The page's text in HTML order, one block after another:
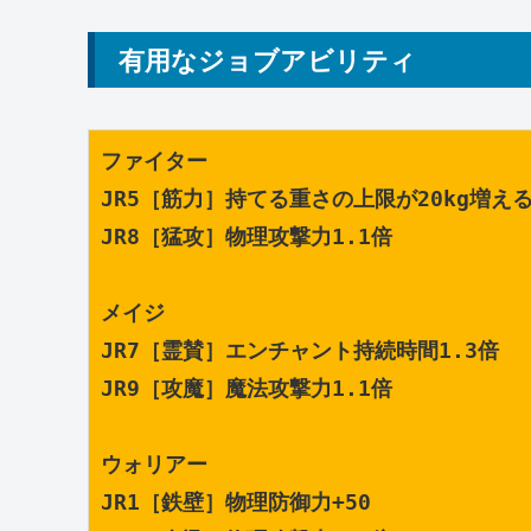
有用なジョブアビリティ
ファイター
JR5［筋力］持てる重さの上限が20kg増え
JR8［猛攻］物理攻撃力1.1倍
メイジ
JR7［霊賛］エンチャント持続時間1.3倍
JR9［攻魔］魔法攻撃力1.1倍
ウォリアー
JR1［鉄壁］物理防御力+50